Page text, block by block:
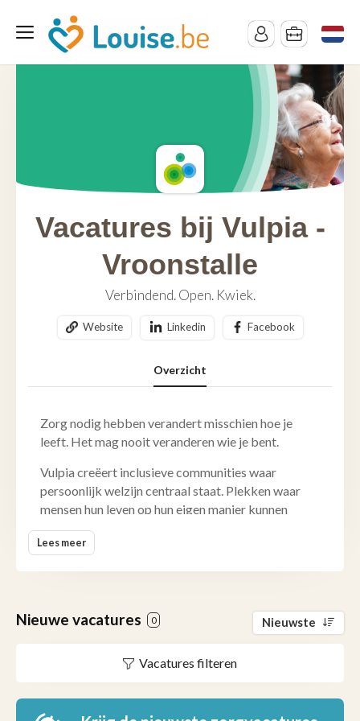
Vacatures bij Vulpia -
Vroonstalle
Verbindend. Open. Kwiek.
Website Linkedin Facebook
Overzicht
Zorg nodig hebben verandert misschien hoe je
leeft. Het mag nooit veranderen wie je bent.
Vulpia creëert inclusieve communities waar
persoonlijk welzijn centraal staat. Plekken waar
mensen hun leven op hun eigen manier kunnen
blijven leiden, met de juiste zorg, de vrijheid om
keuzes te maken en mensen om zich heen die ertoe
leven, zorg en welzijn samen in woonzorgcentra,
assistentiewoningen en kortverblijf in Vlaanderen,
3.000 collega's aan warme communities waar
bewoners, families, vrijwilligers, buren en partners
Lees meer
Nieuwe vacatures 0 Nieuwste
Vacatures filteren